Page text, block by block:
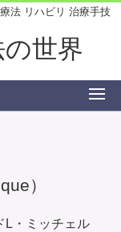
法 リハビリ 治療手技
世界
）
L・ミッチェル